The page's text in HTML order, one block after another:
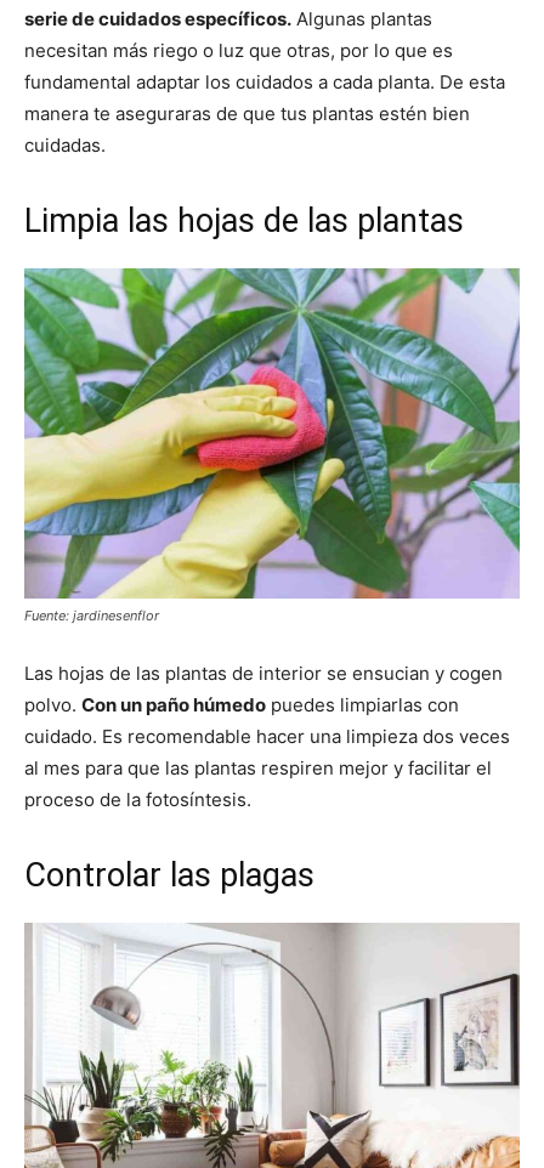
serie de cuidados específicos. Algunas plantas
necesitan más riego o luz que otras, por lo que es
fundamental adaptar los cuidados a cada planta. De esta
manera te aseguraras de que tus plantas estén bien
cuidadas.
Limpia las hojas de las plantas
Fuente: jardinesenflor
Las hojas de las plantas de interior se ensucian y cogen
polvo. Con un paño húmedo puedes limpiarlas con
cuidado. Es recomendable hacer una limpieza dos veces
al mes para que las plantas respiren mejor y facilitar el
proceso de la fotosíntesis.
Controlar las plagas